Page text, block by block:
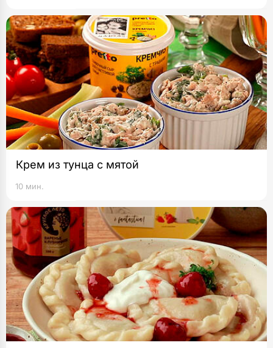
Крем из тунца с мятой
10 мин.